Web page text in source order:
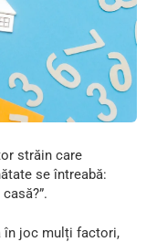
străin care
se întreabă:
în joc mulți factori,